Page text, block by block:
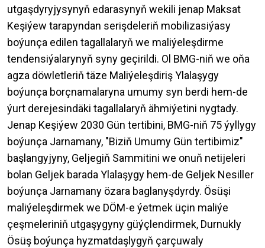
utgaşdyryjysynyň edarasynyň wekili jenap Maksat
Keşiýew tarapyndan serişdeleriň mobilizasiýasy
boýunça edilen tagallalaryň we maliýeleşdirme
tendensiýalarynyň syny geçirildi. Ol BMG-niň we oňa
agza döwletleriň täze Maliýeleşdiriş Ylalaşygy
boýunça borçnamalaryna umumy syn berdi hem-de
ýurt derejesindäki tagallalaryň ähmiýetini nygtady.
Jenap Keşiýew 2030 Gün tertibini, BMG-niň 75 ýyllygy
boýunça Jarnamany, "Biziň Umumy Gün tertibimiz"
başlangyjyny, Geljegiň Sammitini we onuň netijeleri
bolan Geljek barada Ylalaşygy hem-de Geljek Nesiller
boýunça Jarnamany özara baglanyşdyrdy. Ösüşi
maliýeleşdirmek we DÖM-e ýetmek üçin maliýe
çeşmeleriniň utgaşygyny güýçlendirmek, Durnukly
Ösüş boýunça hyzmatdaşlygyň çarçuwaly